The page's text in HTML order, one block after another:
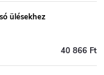
ülésekhez
40 866 Ft